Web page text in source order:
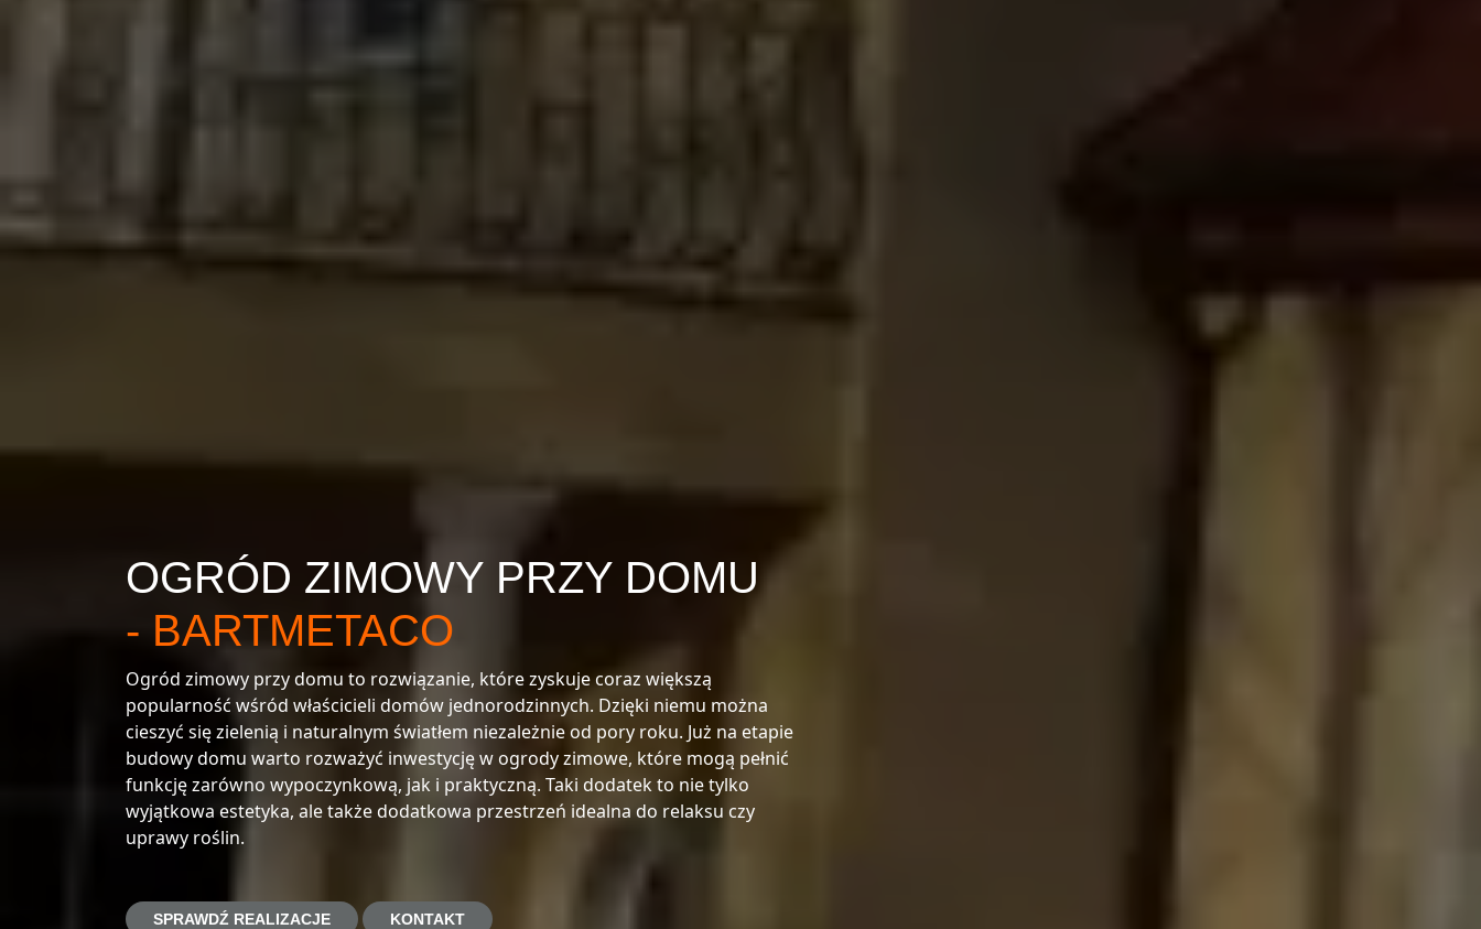
OGRÓD ZIMOWY PRZY DOMU
- BARTMETACO
Ogród zimowy przy domu to rozwiązanie, które zyskuje coraz większą
popularność wśród właścicieli domów jednorodzinnych. Dzięki niemu można
cieszyć się zielenią i naturalnym światłem niezależnie od pory roku. Już na etapie
budowy domu warto rozważyć inwestycję w ogrody zimowe, które mogą pełnić
funkcję zarówno wypoczynkową, jak i praktyczną. Taki dodatek to nie tylko
wyjątkowa estetyka, ale także dodatkowa przestrzeń idealna do relaksu czy
uprawy roślin.
SPRAWDŹ REALIZACJE KONTAKT